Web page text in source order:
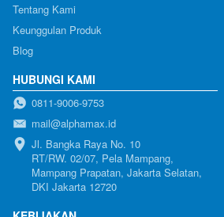
Tentang Kami
Keunggulan Produk
Blog
HUBUNGI KAMI
0811-9006-9753
mail@alphamax.id
Jl. Bangka Raya No. 10
RT/RW. 02/07, Pela Mampang,
Mampang Prapatan, Jakarta Selatan,
DKI Jakarta 12720